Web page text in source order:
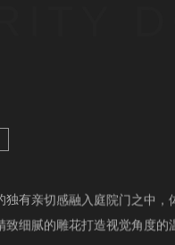
独有亲切感融入庭院门之中，
致细腻的雕花打造视觉角度